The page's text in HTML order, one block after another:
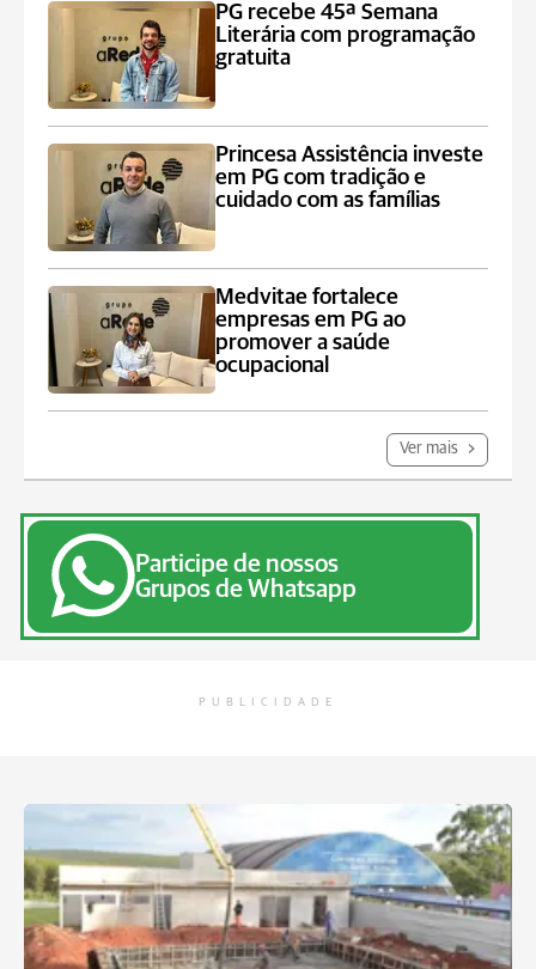
PG recebe 45ª Semana
Literária com programação
gratuita
Princesa Assistência investe
em PG com tradição e
cuidado com as famílias
Medvitae fortalece
empresas em PG ao
promover a saúde
ocupacional
Ver mais
Participe de nossos
Grupos de Whatsapp
PUBLICIDADE